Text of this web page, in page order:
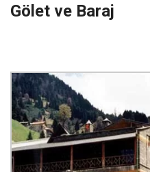
Gölet ve Baraj